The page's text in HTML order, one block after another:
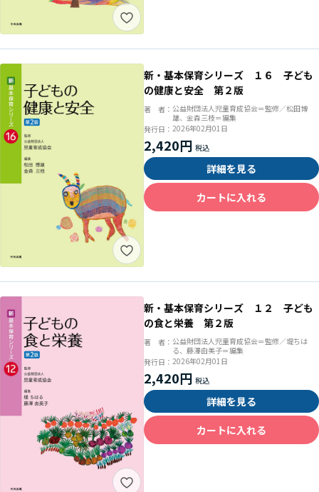
新・基本保育シリーズ １６ 子ども
の健康と安全 第２版
著 者： 公益財団法人児童育成協会＝監修／松田博
雄、金森三枝＝編集
発行日： 2026年02月01日
2,420円
詳細を見る
カートに入れる
新・基本保育シリーズ １２ 子ども
の食と栄養 第２版
著 者： 公益財団法人児童育成協会＝監修／堤ちは
る、藤澤由美子＝編集
発行日： 2026年02月01日
2,420円
詳細を見る
カートに入れる